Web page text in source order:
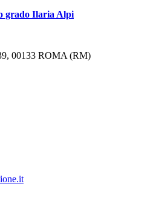
grado Ilaria Alpi
00133 ROMA (RM)